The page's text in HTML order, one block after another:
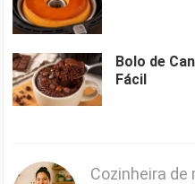
Bolo de
Fácil
Cozinheira de